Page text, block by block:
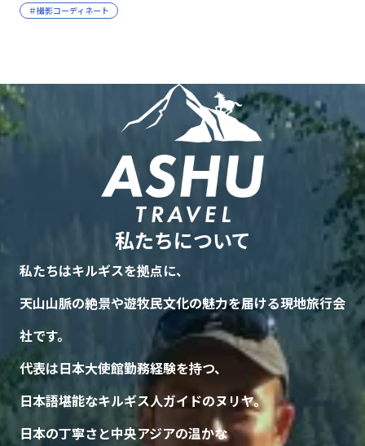
＃撮影コーディネート
私たちについて
私たちはキルギスを拠点に、
天山山脈の絶景や遊牧民文化の魅力を届ける現地旅行会
社です。
代表は日本大使館勤務経験を持つ、
日本語堪能なキルギス人ガイドのヌリヤ。
日本の丁寧さと中央アジアの温かな